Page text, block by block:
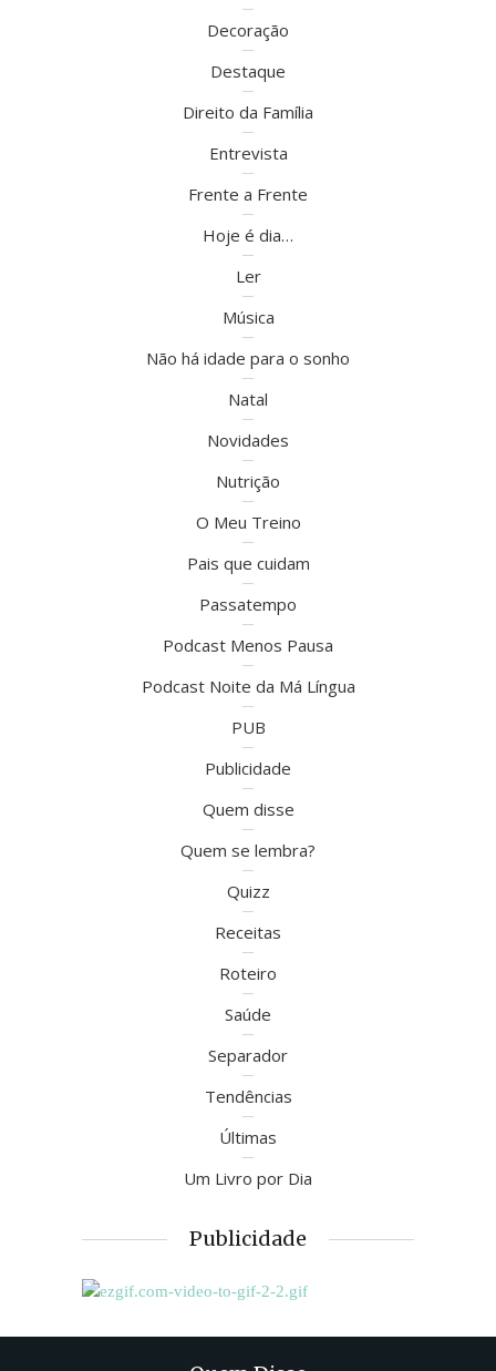
Decoração
Destaque
Direito da Família
Entrevista
Frente a Frente
Hoje é dia…
Ler
Música
Não há idade para o sonho
Natal
Novidades
Nutrição
O Meu Treino
Pais que cuidam
Passatempo
Podcast Menos Pausa
Podcast Noite da Má Língua
PUB
Publicidade
Quem disse
Quem se lembra?
Quizz
Receitas
Roteiro
Saúde
Separador
Tendências
Últimas
Um Livro por Dia
Publicidade